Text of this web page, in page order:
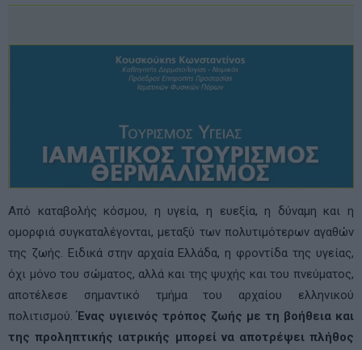
Από καταβολής κόσµου, η υγεία, η ευεξία, η δύναµη και η
ομορφιά συγκαταλέγονται, μεταξύ των πολυτιμότερων αγαθών
της ζωής. Ειδικά στην αρχαία Ελλάδα, η φροντίδα της υγείας,
όχι µόνο του σώματος, αλλά και της ψυχής και του πνεύματος,
αποτέλεσε σημαντικό τμήμα του αρχαίου ελληνικού
πολιτισμού. Ένας υγιεινός τρόπος ζωής µε τη βοήθεια και
της προληπτικής ιατρικής μπορεί να αποτρέψει πλήθος